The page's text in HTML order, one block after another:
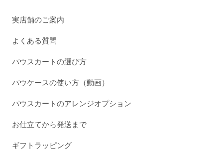
実店舗のご案内
よくある質問
パウスカートの選び方
パウケースの使い方（動画）
パウスカートのアレンジオプション
お仕立てから発送まで
ギフトラッピング